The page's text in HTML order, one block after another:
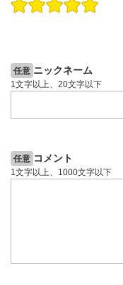
操作説明動画
任意 ニックネーム
1文字以上、20文字以下
任意 コメント
1文字以上、1000文字以下